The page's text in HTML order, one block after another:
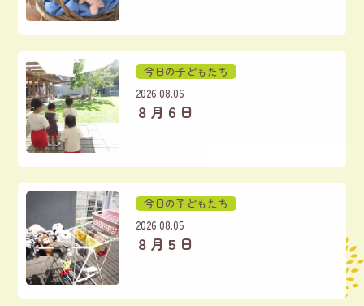
今日の子どもたち
2026.08.06
８月６日
今日の子どもたち
2026.08.05
８月５日